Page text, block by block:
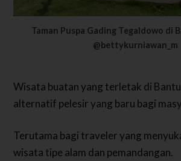
Taman Puspa Gading Tegaldowo di
@bettykurniawan_m
Wisata buatan yang terletak di
alternatif pelesir yang baru bagi
Terutama bagi traveler yang
wisata tipe alam dan pemandangan.